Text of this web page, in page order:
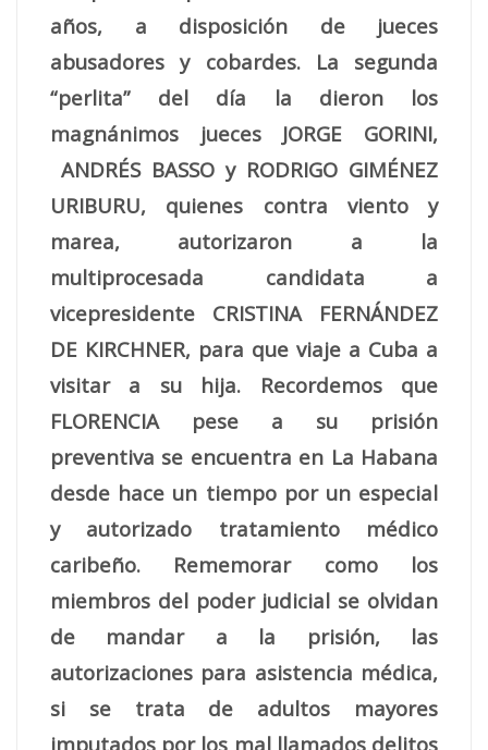
años, a disposición de jueces
abusadores y cobardes. La segunda
“perlita” del día la dieron los
magnánimos jueces JORGE GORINI,
ANDRÉS BASSO y RODRIGO GIMÉNEZ
URIBURU, quienes contra viento y
marea, autorizaron a la
multiprocesada candidata a
vicepresidente CRISTINA FERNÁNDEZ
DE KIRCHNER, para que viaje a Cuba a
visitar a su hija. Recordemos que
FLORENCIA pese a su prisión
preventiva se encuentra en La Habana
desde hace un tiempo por un especial
y autorizado tratamiento médico
caribeño. Rememorar como los
miembros del poder judicial se olvidan
de mandar a la prisión, las
autorizaciones para asistencia médica,
si se trata de adultos mayores
imputados por los mal llamados delitos